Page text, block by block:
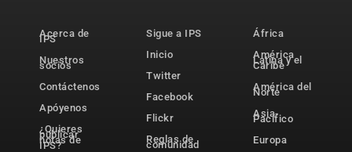
Acerca de
IPS
Nuestros
socios
Contáctenos
Apóyenos
¿Quieres
publicar
notas de
IPS?
Sigue a IPS
Inicio
Twitter
Facebook
Flickr
Reglas de
comunidad
África
América
Latina y el
Caribe
América del
Norte
Asia-
Pacífico
Europa